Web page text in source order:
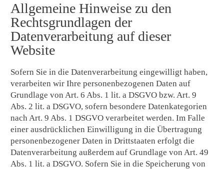
Allgemeine Hinweise zu den
Rechtsgrundlagen der
Datenverarbeitung auf dieser
Website
Sofern Sie in die Datenverarbeitung eingewilligt haben,
verarbeiten wir Ihre personenbezogenen Daten auf
Grundlage von Art. 6 Abs. 1 lit. a DSGVO bzw. Art. 9
Abs. 2 lit. a DSGVO, sofern besondere Datenkategorien
nach Art. 9 Abs. 1 DSGVO verarbeitet werden. Im Falle
einer ausdrücklichen Einwilligung in die Übertragung
personenbezogener Daten in Drittstaaten erfolgt die
Datenverarbeitung außerdem auf Grundlage von Art. 49
Abs. 1 lit. a DSGVO. Sofern Sie in die Speicherung von